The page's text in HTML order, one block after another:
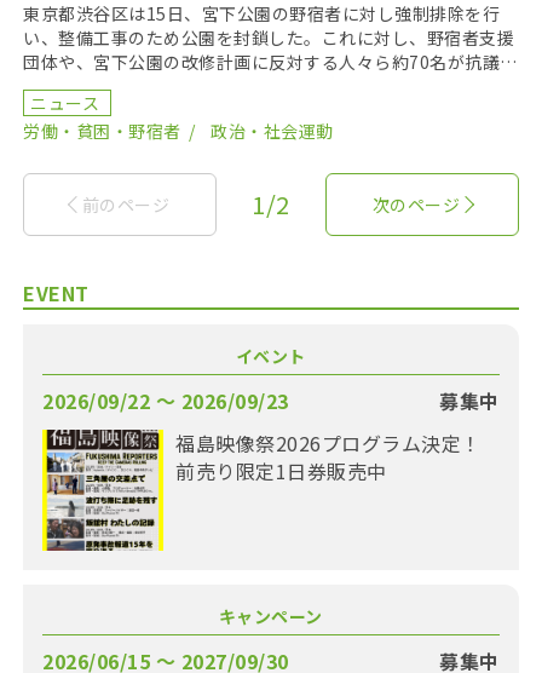
東京都渋谷区は15日、宮下公園の野宿者に対し強制排除を行
い、整備工事のため公園を封鎖した。これに対し、野宿者支援
団体や、宮下公園の改修計画に反対する人々ら約70名が抗議の
声を挙げた。 渋谷区は15日の午前6時30分頃、宮 […]
ニュース
労働・貧困・野宿者
政治・社会運動
前のページ 1/2 次のページ
EVENT
イベント
2026/09/22 〜 2026/09/23
募集中
福島映像祭2026プログラム決定！
前売り限定1日券販売中
キャンペーン
2026/06/15 〜 2027/09/30 募集中